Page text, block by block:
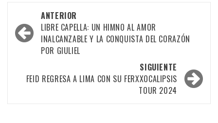
Navegación
por
las
ANTERIOR
LIBRE CAPELLA: UN HIMNO AL AMOR
INALCANZABLE Y LA CONQUISTA DEL CORAZÓN
POR GIULIEL
SIGUIENTE
FEID REGRESA A LIMA CON SU FERXXOCALIPSIS
TOUR 2024